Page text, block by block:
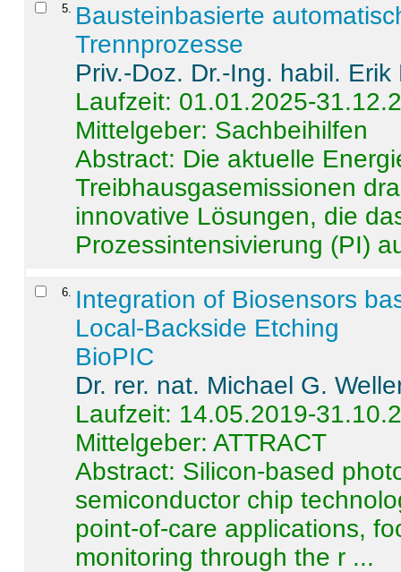
5
Bausteinbasierte
Trennprozesse
Priv.-Doz. Dr.-Ing. habil. Erik
Laufzeit: 01.01.2025-
Mittelgeber: Sachbeihilfen
Abstract: Die aktuelle
Treibhausgasemissionen
innovative Lösungen, die
Prozessintensivierung (PI)
6
Integration of Biosensors
Local-Backside Etching
BioPIC
Dr. rer. nat. Michael G.
Laufzeit: 14.05.2019-
Mittelgeber: ATTRACT
Abstract: Silicon-based
semiconductor chip
point-of-care applications,
monitoring through the r ...